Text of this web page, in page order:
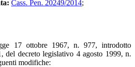
Cass. Pen. 20249/2014;
17 ottobre 1967, n. 977, introdotto
del decreto legislativo 4 agosto 1999, n.
modifiche: